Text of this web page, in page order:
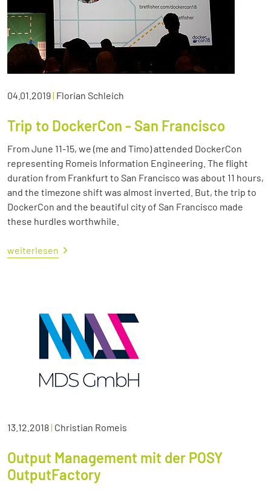
04.01.2019| Florian Schleich
Trip to DockerCon - San Francisco
From June 11-15, we (me and Timo) attended DockerCon
representing Romeis Information Engineering. The flight
duration from Frankfurt to San Francisco was about 11 hours,
and the timezone shift was almost inverted. But, the trip to
DockerCon and the beautiful city of San Francisco made
these hurdles worthwhile.
weiterlesen
13.12.2018| Christian Romeis
Output Management mit der POSY
OutputFactory